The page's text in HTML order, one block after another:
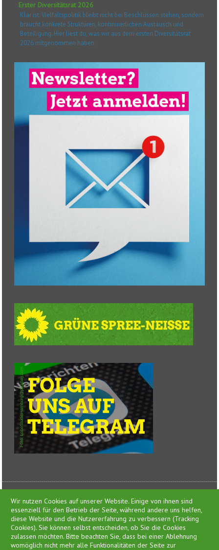
Erster Diversitätsrat 2026
Klar ist: Vielfaltspolitik bleibt nicht bei Beschlüssen stehen, sondern
braucht konkrete Strukturen, kontinuierlichen Austausch und
Beteiligung. Hier liest du, was wir aus dem ersten Diversitätsrat
2026 mitgenommen haben.
Presse
Impressum
Wir nutzen Cookies auf unserer Website. Einige von ihnen sind
essenziell für den Betrieb der Seite, während andere uns helfen,
diese Website und die Nutzererfahrung zu verbessern (Tracking
Cookies). Sie können selbst entscheiden, ob Sie die Cookies
zulassen möchten. Bitte beachten Sie, dass bei einer Ablehnung
womöglich nicht mehr alle Funktionalitäten der Seite zur